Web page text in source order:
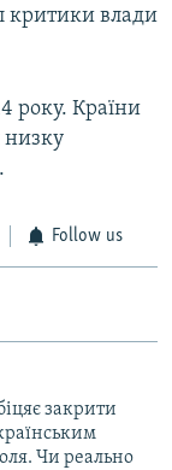
критики влади
року. Країни
низку
Follow us
закрити
Чи реально